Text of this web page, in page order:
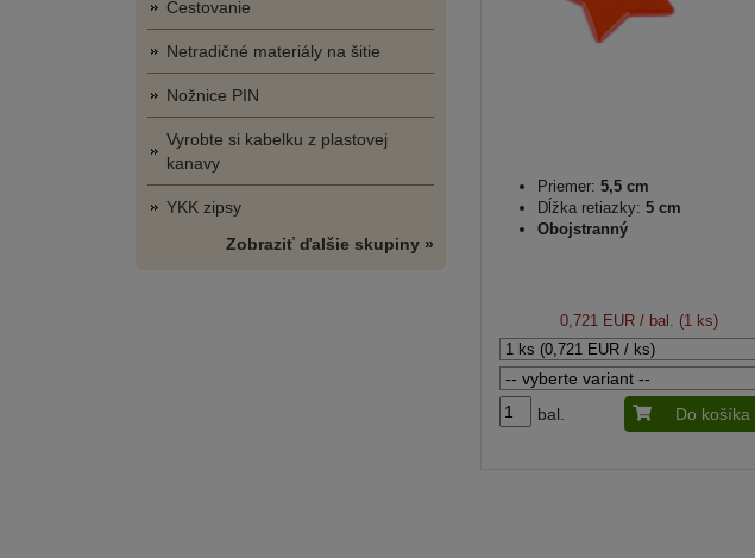
Cestovanie
Netradičné materiály na šitie
Nožnice PIN
Vyrobte si kabelku z plastovej
kanavy
YKK zipsy
Zobraziť ďalšie skupiny »
Priemer: 5,5 cm
Dĺžka retiazky: 5 cm
Obojstranný
0,721 EUR/ bal. (1 ks)
bal. Do košíka